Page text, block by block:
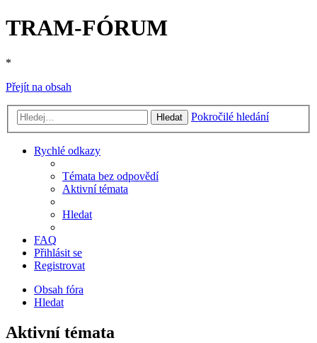
TRAM-FÓRUM
*
Přejít na obsah
Hledat Pokročilé hledání
Rychlé odkazy
Témata bez odpovědí
Aktivní témata
Hledat
FAQ
Přihlásit se
Registrovat
Obsah fóra
Hledat
Aktivní témata